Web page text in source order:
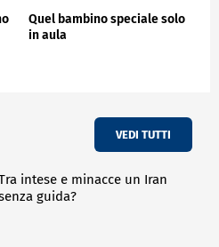
Quel bambino speciale solo
in aula
VEDI TUTTI
intese e minacce un Iran
guida?